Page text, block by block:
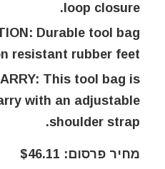
loop closure.
Durable tool bag
resistant rubber feet.
This tool bag is
with an adjustable
shoulder strap.
מחיר פרסום: $46.11